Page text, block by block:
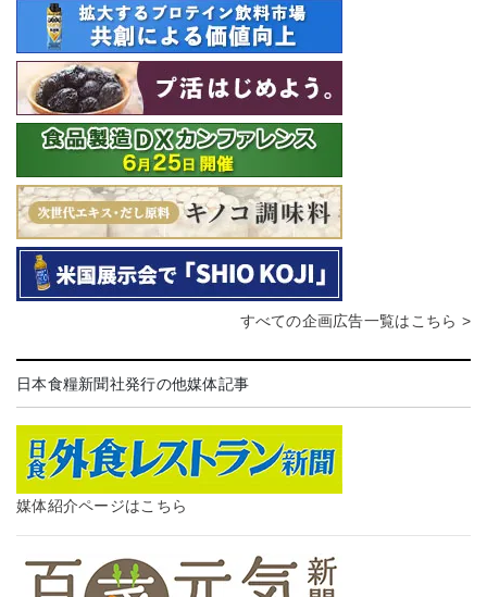
すべての企画広告一覧はこちら >
日本食糧新聞社発行の他媒体記事
媒体紹介ページはこちら